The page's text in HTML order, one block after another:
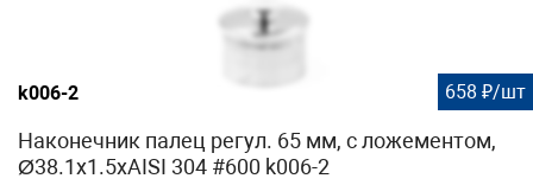
k006-2 658 ₽/шт
Наконечник палец регул. 65 мм, с ложементом,
Ø38.1х1.5хAISI 304 #600 k006-2